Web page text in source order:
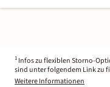
1 Infos zu flexiblen Storno-
sind unter folgendem Link zu
Weitere Informationen